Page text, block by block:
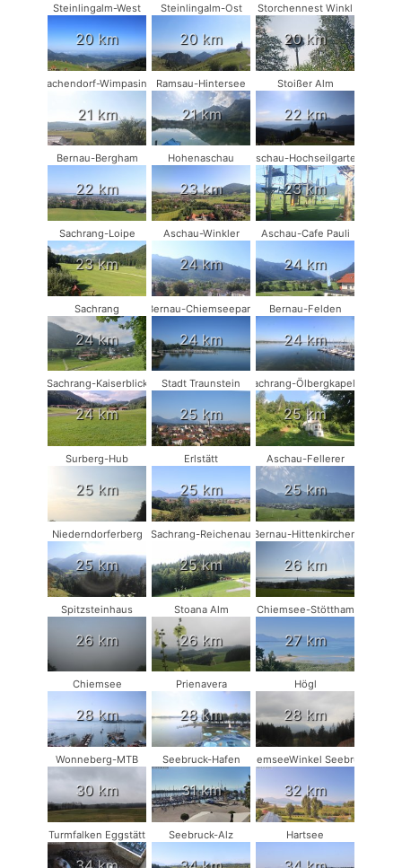
Steinlingalm-West
20 km
Steinlingalm-Ost
20 km
Storchennest Winkl
20 km
Vachendorf-Wimpasing
21 km
Ramsau-Hintersee
21 km
Stoißer Alm
22 km
Bernau-Bergham
22 km
Hohenaschau
23 km
Aschau-Hochseilgarten
23 km
Sachrang-Loipe
23 km
Aschau-Winkler
24 km
Aschau-Cafe Pauli
24 km
Sachrang
24 km
Bernau-Chiemseepark
24 km
Bernau-Felden
24 km
Sachrang-Kaiserblick
24 km
Stadt Traunstein
25 km
Sachrang-Ölbergkapelle
25 km
Surberg-Hub
25 km
Erlstätt
25 km
Aschau-Fellerer
25 km
Niederndorferberg
25 km
Sachrang-Reichenau
25 km
Bernau-Hittenkirchen
26 km
Spitzsteinhaus
26 km
Stoana Alm
26 km
Chiemsee-Stöttham
27 km
Chiemsee
28 km
Prienavera
28 km
Högl
28 km
Wonneberg-MTB
30 km
Seebruck-Hafen
31 km
ChiemseeWinkel Seebruck
32 km
Turmfalken Eggstätt Seebruck-Alz Hartsee